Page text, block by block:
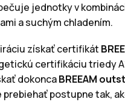
jednotky v
a suchým chladením.
získať certifikát
certifikáciu triedy
dokoncaBREEAM
postupne tak,